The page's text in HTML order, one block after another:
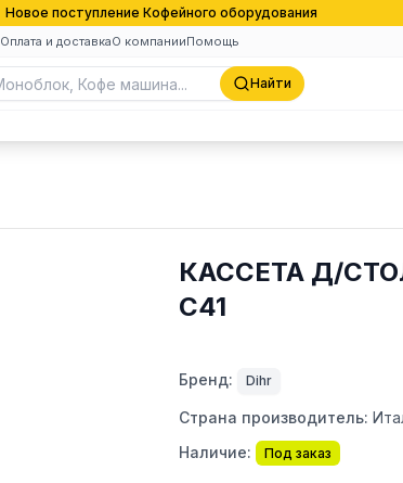
Новое поступление Кофейного оборудования
Оплата и доставкаО компанииПомощь
Найти
КАССЕТА Д/
С41
Бренд: Dihr
Страна производитель:
Наличие:
Под заказ